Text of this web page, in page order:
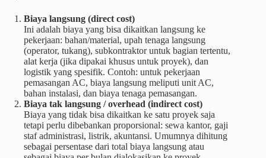
Biaya langsung (direct cost)
Ini adalah biaya yang bisa dikaitkan langsung ke
pekerjaan: bahan/material, upah tenaga langsung
(operator, tukang), subkontraktor untuk bagian tertentu,
alat kerja (jika dipakai khusus untuk proyek), dan
logistik yang spesifik. Contoh: untuk pekerjaan
pemasangan AC, biaya langsung meliputi unit AC,
bahan instalasi, dan biaya tenaga pemasangan.
Biaya tak langsung / overhead (indirect cost)
Biaya yang tidak bisa dikaitkan ke satu proyek saja
tetapi perlu dibebankan proporsional: sewa kantor, gaji
staf administrasi, listrik, akuntansi. Umumnya dihitung
sebagai persentase dari total biaya langsung atau